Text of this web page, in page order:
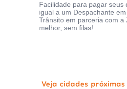
Facilidade para pagar seus
igual a um Despachante
Trânsito em parceria com a
melhor, sem filas!
Veja cidades